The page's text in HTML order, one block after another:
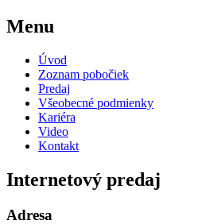
Menu
Úvod
Zoznam pobočiek
Predaj
Všeobecné podmienky
Kariéra
Video
Kontakt
Internetový predaj
Adresa